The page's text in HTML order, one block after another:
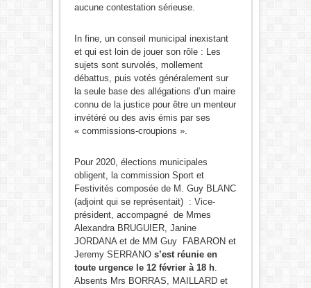
aucune contestation sérieuse.
In fine, un conseil municipal inexistant
et qui est loin de jouer son rôle : Les
sujets sont survolés, mollement
débattus, puis votés généralement sur
la seule base des allégations d’un maire
connu de la justice pour être un menteur
invétéré ou des avis émis par ses
« commissions-croupions ».
Pour 2020, élections municipales
obligent, la commission Sport et
Festivités composée de M. Guy BLANC
(adjoint qui se représentait) : Vice-
président, accompagné de Mmes
Alexandra BRUGUIER, Janine
JORDANA et de MM Guy FABARON et
Jeremy SERRANOs’est réunie en
toute urgence le 12 février à 18 h.
Absents Mrs BORRAS, MAILLARD et